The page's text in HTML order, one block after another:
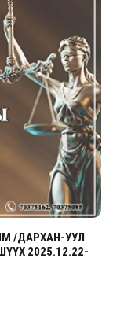
/ДАРХАН-УУЛ
2025.12.22-